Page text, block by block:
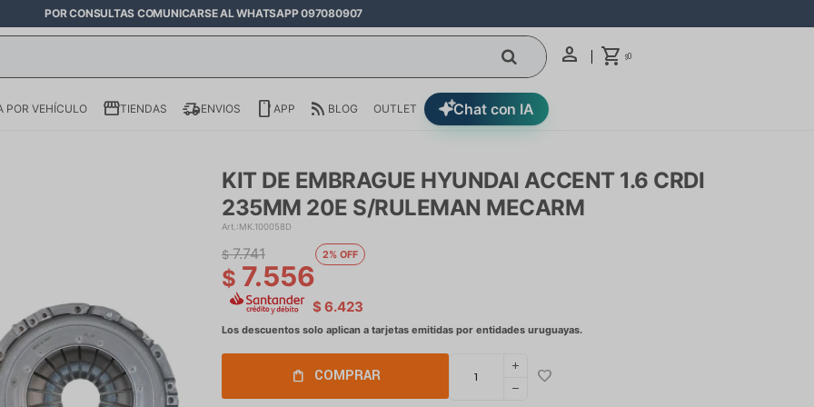
POR CONSULTAS COMUNICARSE AL WHATSAPP 097080907
$0
Chat con IA
POR VEHÍCULO TIENDAS ENVIOS APP BLOG OUTLET
KIT DE EMBRAGUE HYUNDAI ACCENT 1.6 CRDI
235MM 20E S/RULEMAN MECARM
MK.100058D
$ 7.556
$ 7.741 2
$ 6.423
COMPRAR
add
remove